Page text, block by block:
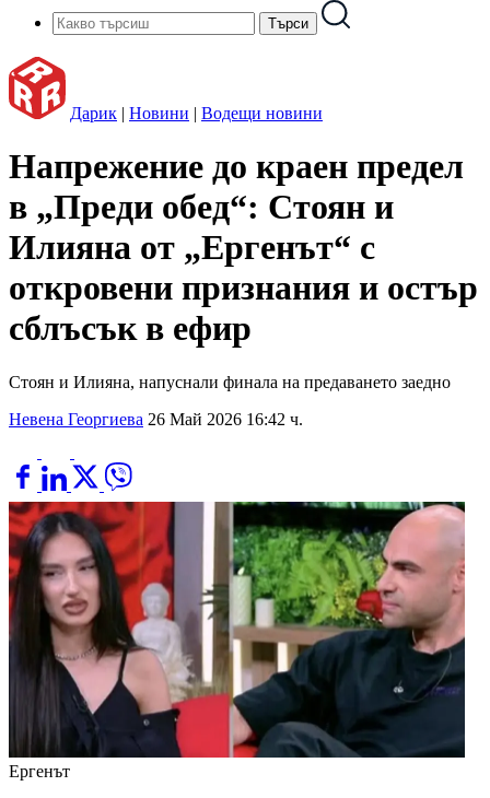
Дарик | Новини | Водещи новини
Напрежение до краен предел
в „Преди обед“: Стоян и
Илияна от „Ергенът“ с
откровени признания и остър
сблъсък в ефир
Стоян и Илияна, напуснали финала на предаването заедно
Невена Георгиева 26 Май 2026 16:42 ч.
Ергенът